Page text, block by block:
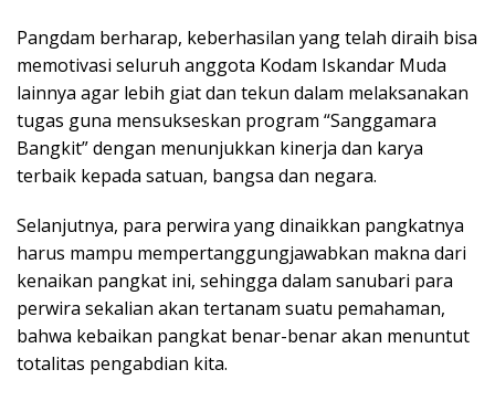
Pangdam berharap, keberhasilan yang telah diraih bisa
memotivasi seluruh anggota Kodam Iskandar Muda
lainnya agar lebih giat dan tekun dalam melaksanakan
tugas guna mensukseskan program “Sanggamara
Bangkit” dengan menunjukkan kinerja dan karya
terbaik kepada satuan, bangsa dan negara.
Selanjutnya, para perwira yang dinaikkan pangkatnya
harus mampu mempertanggungjawabkan makna dari
kenaikan pangkat ini, sehingga dalam sanubari para
perwira sekalian akan tertanam suatu pemahaman,
bahwa kebaikan pangkat benar-benar akan menuntut
totalitas pengabdian kita.